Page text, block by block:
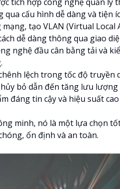
cấu hình dễ dàng và tiện
tạo VLAN (Virtual
dễ dàng thông qua giao
nghệ đầu cân bằng tải và
lệch trong tốc độ truyền
bỏ dẫn đến tăng lưu
đáng tin cậy và hiệu suất
minh, nó là một lựa chọn
ổn định và an toàn.